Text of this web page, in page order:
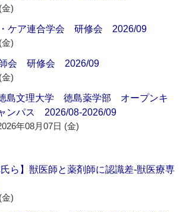
)
・ケア連合学会 研修会 2026/09
)
師会 研修会 2026/09
)
島文理大学 徳島薬学部 オープンキ
ンパス 2026/08-2026/09
年08月07日 (金)
氏ら】獣医師と薬剤師に認識差‐獣医療専
)